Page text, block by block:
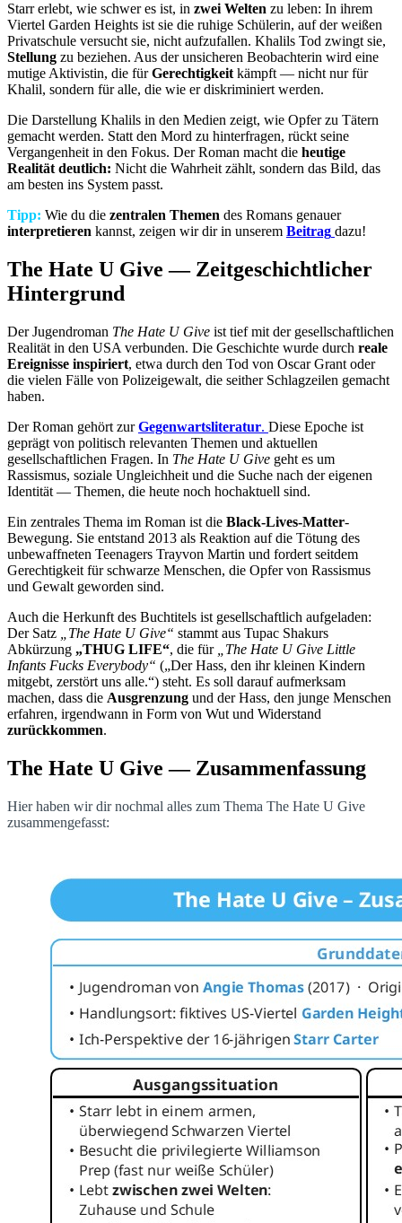
Starr erlebt, wie schwer es ist, in zwei Welten zu leben: In ihrem
Viertel Garden Heights ist sie die ruhige Schülerin, auf der weißen
Privatschule versucht sie, nicht aufzufallen. Khalils Tod zwingt sie,
Stellung zu beziehen. Aus der unsicheren Beobachterin wird eine
mutige Aktivistin, die fürGerechtigkeit kämpft — nicht nur für
Khalil, sondern für alle, die wie er diskriminiert werden.
Die Darstellung Khalils in den Medien zeigt, wie Opfer zu Tätern
gemacht werden. Statt den Mord zu hinterfragen, rückt seine
Vergangenheit in den Fokus. Der Roman macht die heutige
Realität deutlich: Nicht die Wahrheit zählt, sondern das Bild, das
am besten ins System passt.
Tipp: Wie du die zentralen Themen des Romans genauer
interpretieren kannst, zeigen wir dir in unserem Beitrag dazu!
The Hate U Give — Zeitgeschichtlicher
Hintergrund
Der Jugendroman The Hate U Give ist tief mit der gesellschaftlichen
Realität in den USA verbunden. Die Geschichte wurde durch reale
Ereignisse inspiriert, etwa durch den Tod von Oscar Grant oder
die vielen Fälle von Polizeigewalt, die seither Schlagzeilen gemacht
haben.
Der Roman gehört zurGegenwartsliteratur. Diese Epoche ist
geprägt von politisch relevanten Themen und aktuellen
gesellschaftlichen Fragen. In The Hate U Give geht es um
Rassismus, soziale Ungleichheit und die Suche nach der eigenen
Identität — Themen, die heute noch hochaktuell sind.
Ein zentrales Thema im Roman ist die Black-Lives-Matter-
Bewegung. Sie entstand 2013 als Reaktion auf die Tötung des
unbewaffneten Teenagers Trayvon Martin und fordert seitdem
Gerechtigkeit für schwarze Menschen, die Opfer von Rassismus
und Gewalt geworden sind.
Auch die Herkunft des Buchtitels ist gesellschaftlich aufgeladen:
Der Satz
„The Hate U Give“ stammt aus Tupac Shakurs
Abkürzung „THUG LIFE“, die für
„The Hate U Give Little
Infants Fucks Everybody“ („Der Hass, den ihr kleinen Kindern
mitgebt, zerstört uns alle.“) steht. Es soll darauf aufmerksam
machen, dass die Ausgrenzung und der Hass, den junge Menschen
erfahren, irgendwann in Form von Wut und Widerstand
zurückkommen.
The Hate U Give — Zusammenfassung
Hier haben wir dir nochmal alles zum Thema The Hate U Give
zusammengefasst: